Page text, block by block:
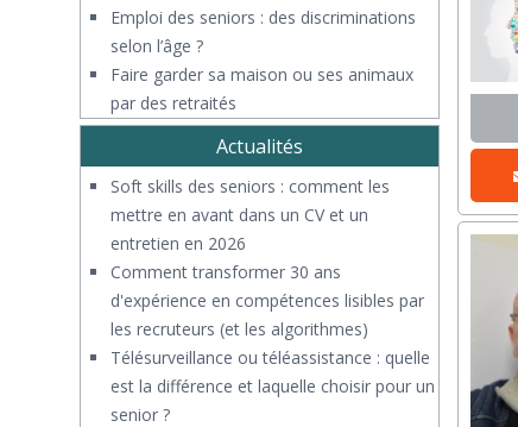
Emploi des seniors : des discriminations
selon l’âge ?
Faire garder sa maison ou ses animaux
par des retraités
Actualités
Soft skills des seniors : comment les
mettre en avant dans un CV et un
entretien en 2026
Comment transformer 30 ans
d'expérience en compétences lisibles par
les recruteurs (et les algorithmes)
Télésurveillance ou téléassistance : quelle
est la différence et laquelle choisir pour un
senior ?